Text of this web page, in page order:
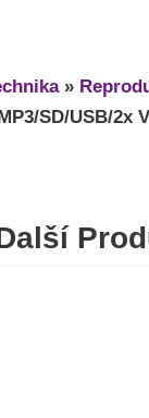
»
SD/USB/2x